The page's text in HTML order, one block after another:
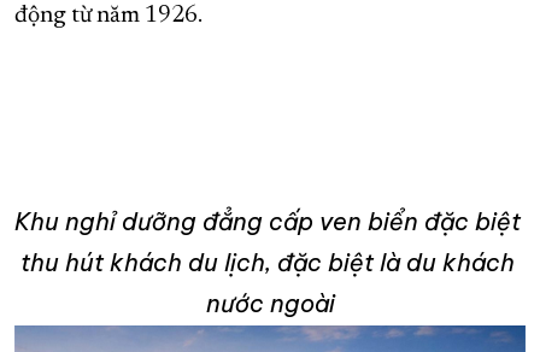
động từ năm 1926.
Khu nghỉ dưỡng đẳng cấp ven biển đặc biệt
thu hút khách du lịch, đặc biệt là du khách
nước ngoài